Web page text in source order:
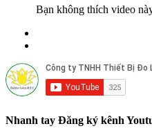
Bạn không thích video
Nhanh tay Đăng ký kênh